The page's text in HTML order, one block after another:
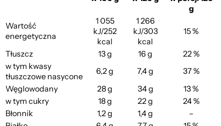
g
Wartość
energetyczna
1 055
kJ/252
kcal
1 266
kJ/303
kcal
15 %
Tłuszcz 13 g 16 g
22 %
w tym kwasy
tłuszczowe nasycone
6,2 g 7,4 g
37 %
Węglowodany
28 g 34 g
13 %
w tym cukry
18 g 22 g
24 %
Błonnik
1,2 g 1,4 g
–